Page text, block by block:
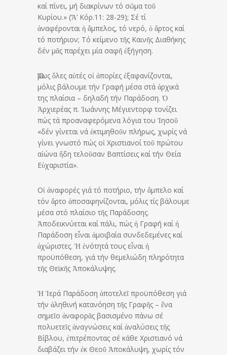
καί πίνει, μή διακρίνων τό σῶμα τοῦ
Κυρίου.» (Ἅ’ Κόρ.11: 28-29); Σέ τί
ἀναφέρονται ἡ ἄμπελος, τό νερό, ὁ ἄρτος καί
τό ποτήριον; Τό κείμενο τῆς Καινῆς Διαθήκης
δέν μᾶς παρέχει μία σαφῆ ἐξήγηση.
Ὅμως ὅλες αὐτές οἱ ἀπορίες ἐξαφανίζονται,
μόλις βάλουμε τήν Γραφή μέσα στά ἀρχικά
της πλαίσια – δηλαδή τήν Παράδοση. Ὁ
Ἀρχιερέας π. Ἰωάννης Μέγιεντορφ τονίζει
πώς τά προαναφερόμενα λόγια του Ἰησοῦ
«δέν γίνεται νά ἐκτιμηθοῦν πλήρως, χωρίς νά
γίνει γνωστό πώς οἱ Χριστιανοί τοῦ πρώτου
αἰώνα ἤδη τελοῦσαν Βαπτίσεις καί τήν Θεία
Εὐχαριστία».
Οἱ ἀναφορές γιά τό ποτήριο, τήν ἄμπελο καί
τόν ἄρτο ἀποσαφηνίζονται, μόλις τίς βάλουμε
μέσα στό πλαίσιο τῆς Παράδοσης.
Ἀποδεικνύεται καί πάλι, πώς ἡ Γραφή καί ἡ
Παράδοση εἶναι ἀμοιβαία συνδεδεμένες καί
ἀχώριστες. Ἡ ἑνότητά τους εἶναι ἡ
προϋπόθεση, γιά τήν θεμελιώδη πληρότητα
τῆς Θεϊκῆς Ἀποκάλυψης.
Ἡ Ἱερά Παράδοση ἀποτελεῖ προϋπόθεση γιά
τήν ἀληθινή κατανόηση τῆς Γραφῆς – ἕνα
σημεῖο ἀναφορᾶς βασισμένο πάνω σέ
πολυετεῖς ἀναγνώσεις καί ἀναλύσεις τῆς
Βίβλου, ἐπιτρέποντας σέ κάθε Χριστιανό νά
διαβάζει τήν ἐκ Θεοῦ Ἀποκάλυψη, χωρίς τόν